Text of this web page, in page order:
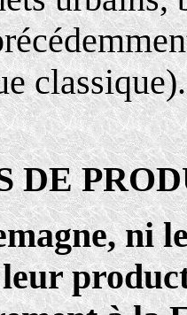
classique).
DE
ni